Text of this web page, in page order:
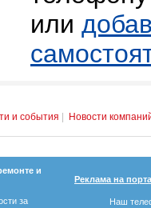
или
и события Новости
и
за
Реклама на
Наш